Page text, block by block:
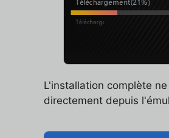
L'installation complète
directement depuis